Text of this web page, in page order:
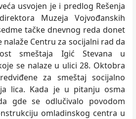
usvojen je i predlog Rešenja
Muzeja Vojvođanskih
tačke dnevnog reda donet
nalaže Centru za socijalni rad da
smeštaja Igić Stevana u
se nalaze u ulici 28. Oktobra
za smeštaj socijalno
lica. Kada je u pitanju osma
gde se odlučivalo povodom
omladinskog centra u